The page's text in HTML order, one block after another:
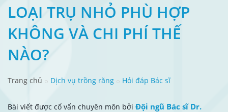
LOẠI TRỤ NHỎ PHÙ HỢP
KHÔNG VÀ CHI PHÍ THẾ
NÀO?
Trang chủ Dịch vụ trồng răng Hỏi đáp Bác sĩ
Bài viết được cố vấn chuyên môn bởi Đội ngũ Bác sĩ Dr.